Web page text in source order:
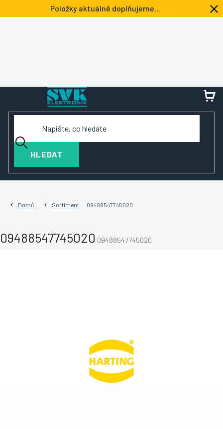
na
Položky aktuálně doplňujeme...
HLEDAT
Domů Sortiment 09488547745020
09488547745020 09488547745020